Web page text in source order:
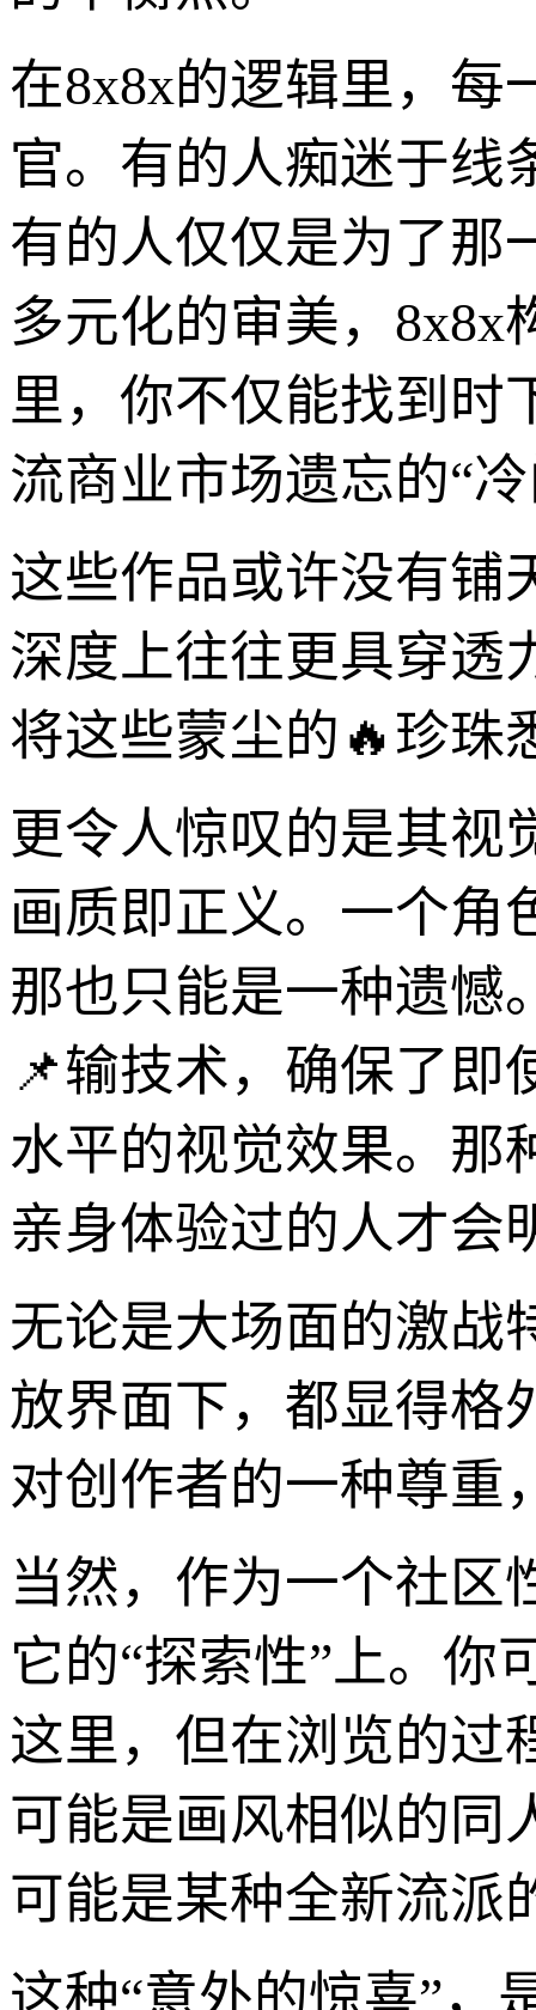
在8x8x的逻辑里，每
官。有的人痴迷于线
有的人仅仅是为了那
多元化的审美，8x8x
里，你不仅能找到时
流商业市场遗忘的“
这些作品或许没有铺
深度上往往更具穿透
将这些蒙尘的🔥珍珠
更令人惊叹的是其视
画质即正义。一个角
那也只能是一种遗憾
📌输技术，确保了即
水平的视觉效果。那
亲身体验过的人才会
无论是大场面的激战
放界面下，都显得格
对创作者的一种尊重
当然，作为一个社区
它的“探索性”上。你
这里，但在浏览的过
可能是画风相似的同
可能是某种全新流派
这种“意外的惊喜”，